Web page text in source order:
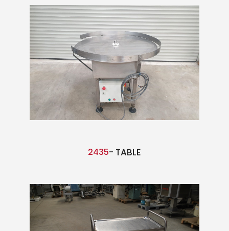
2435- TABLE